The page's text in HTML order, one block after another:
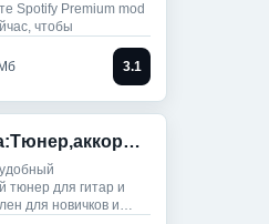
Spotify Premium mod
чтобы
3.1
GuitarTuna:Тюнер,аккорды,песни (Мод, Premium Unlocked)
тюнер для гитар и
для новичков и